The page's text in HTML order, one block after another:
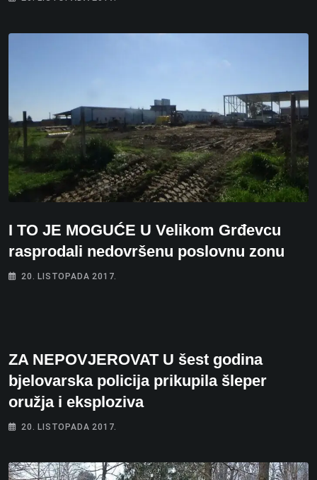
I TO JE MOGUĆE U Velikom Grđevcu
rasprodali nedovršenu poslovnu zonu
20. LISTOPADA 2017.
ZA NEPOVJEROVAT U šest godina
bjelovarska policija prikupila šleper
oružja i eksploziva
20. LISTOPADA 2017.